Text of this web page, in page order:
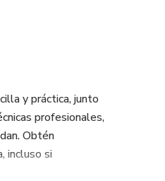
y a postres que se
y práctica, junto
profesionales,
Obtén
incluso si